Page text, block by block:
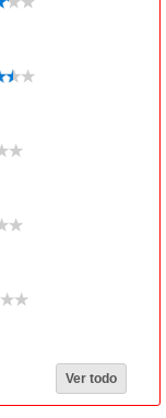
Ver todo